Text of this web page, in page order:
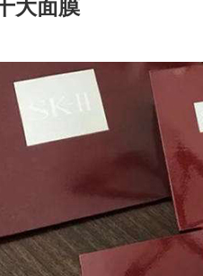
大面膜